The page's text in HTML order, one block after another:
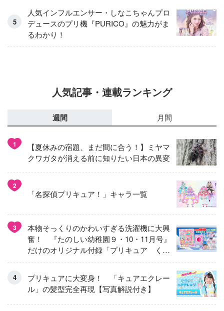
人気インフルエンサー・しなこちゃんプロ
デュースのプリ機『PURICO』の魅力がま
るわかり！
人気記事・連載ランキング
週間 月間
1
【夏休みの宿題、まだ間に合う！】ミヤマ
クワガタが消える前に知りたい日本の異変
2
「名探偵プリキュア！」キャラ一覧
3
本物そっくりのかわいすぎる洗濯機に大興
奮！ 『たのしい幼稚園９・10・11月号』
だけのオリジナル付録「プリキュア くる
くるせんたくき」
プリキュアに大変身！ 「キュアエクレー
ル」の髪型完全再現【写真解説付き】